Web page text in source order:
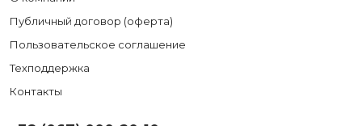
Публичный договор (оферта)
Пользовательское соглашение
Техподдержка
Контакты